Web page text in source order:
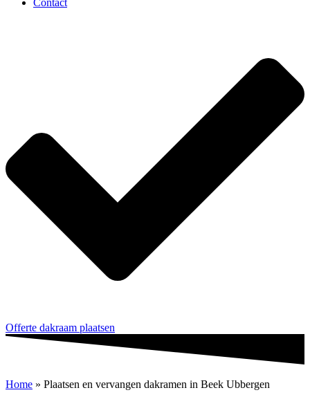
Contact
Offerte dakraam plaatsen
Home » Plaatsen en vervangen dakramen in Beek Ubbergen